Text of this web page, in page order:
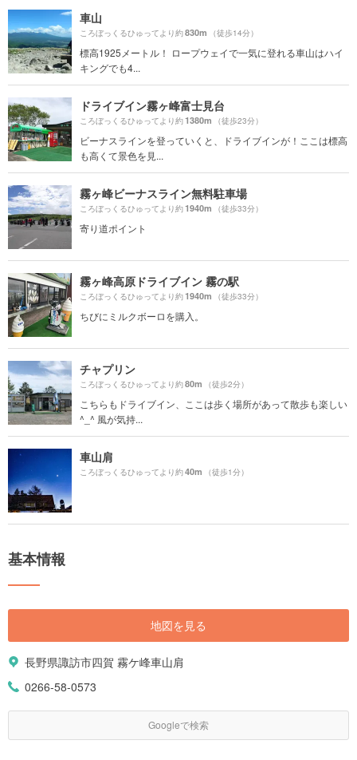
車山
ころぼっくるひゅってより約830m （徒歩14分）
標高1925メートル！ ロープウェイで一気に登れる車山はハイ
キングでも4...
ドライブイン霧ヶ峰富士見台
ころぼっくるひゅってより約1380m （徒歩23分）
ビーナスラインを登っていくと、ドライブインが！ここは標高
も高くて景色を見...
霧ヶ峰ビーナスライン無料駐車場
ころぼっくるひゅってより約1940m （徒歩33分）
寄り道ポイント
霧ヶ峰高原ドライブイン 霧の駅
ころぼっくるひゅってより約1940m （徒歩33分）
ちびにミルクボーロを購入。
チャプリン
ころぼっくるひゅってより約80m （徒歩2分）
こちらもドライブイン、ここは歩く場所があって散歩も楽しい
^_^ 風が気持...
車山肩
ころぼっくるひゅってより約40m （徒歩1分）
基本情報
地図を見る
長野県諏訪市四賀 霧ケ峰車山肩
0266-58-0573
Googleで検索